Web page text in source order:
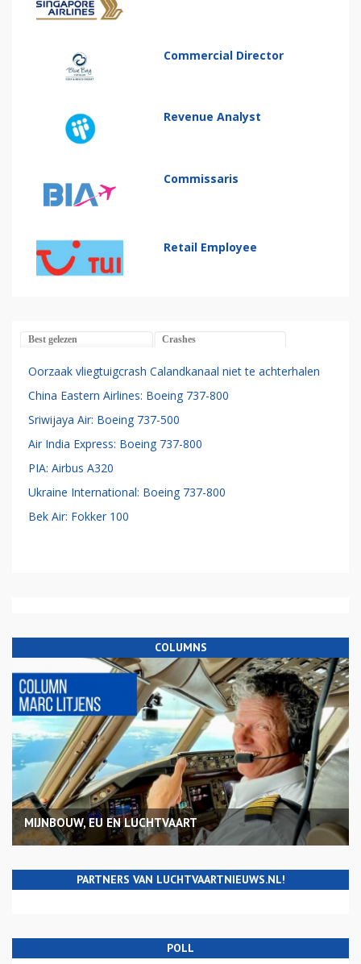
Commercial Director
Revenue Analyst
Commissaris
Retail Employee
Best gelezen Crashes
Oorzaak vliegtuigcrash Calandkanaal niet te achterhalen
China Eastern Airlines: Boeing 737-800
Sriwijaya Air: Boeing 737-500
Air India Express: Boeing 737-800
PIA: Airbus A320
Ukraine International: Boeing 737-800
Bek Air: Fokker 100
COLUMNS
MIJNBOUW, EU EN LUCHTVAART
PARTNERS VAN LUCHTVAARTNIEUWS.NL!
POLL